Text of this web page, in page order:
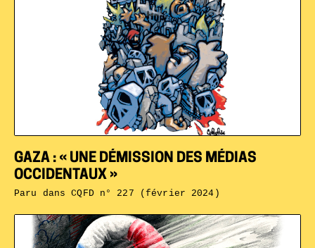
GAZA : « UNE DÉMISSION DES MÉDIAS
OCCIDENTAUX »
Paru dansCQFD n° 227 (février 2024)